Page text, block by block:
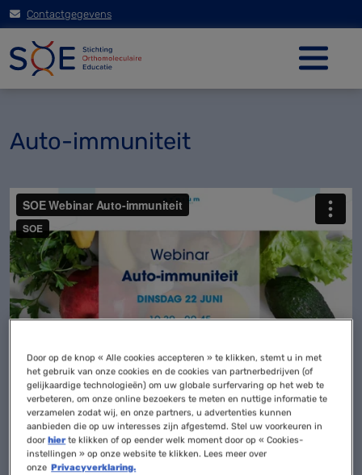
Contactgegevens
Auto-immuniteit
Spreker
Maartje Wijnhoven
Door op de knop « Alle cookies accepteren » te klikken, stemt u in met
het gebruik van onze cookies en de cookies van partnerbedrijven (of
gelijkaardige technologieën) om uw globale surfervaring op het web te
verbeteren, om onze online bezoekers te meten en nuttige informatie te
verzamelen zodat wij, en onze partners, u advertenties kunnen
aanbieden die op uw interesses zijn afgestemd. Stel uw voorkeuren in
doorhierte klikken of op eender welk moment door op « Cookies-
instellingen » op onze website te klikken. Lees meer over
onze Privacyverklaring.